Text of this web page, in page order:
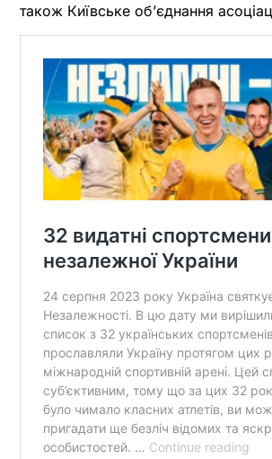
також Київське об’єднання